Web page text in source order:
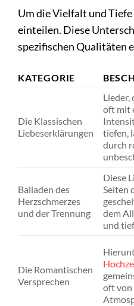
Um die Vielfalt und
einteilen. Diese
spezifischen Qualitäten
KATEGORIE
Die Klassischen
Liebeserklärungen
Lieder,
oft mit
tiefen,
durch
Balladen des
Herzschmerzes
und der Trennung
Diese
Seiten
dem
und
Die Romantischen
Versprechen
oft von